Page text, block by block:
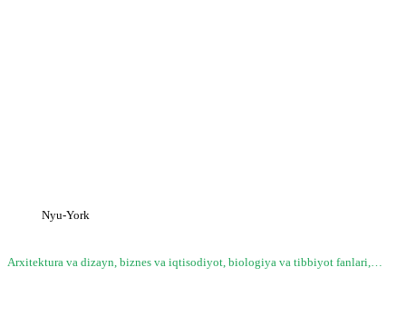
Nyu-York
Arxitektura va dizayn, biznes va iqtisodiyot, biologiya va tibbiyot fanlari,…